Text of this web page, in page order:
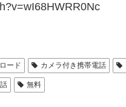
ード カメラ付き携帯電話
無料